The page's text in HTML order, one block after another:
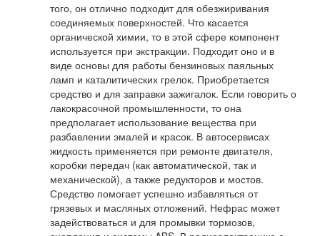
того, он отлично подходит для обезжиривания
соединяемых поверхностей. Что касается
органической химии, то в этой сфере компонент
используется при экстракции. Подходит оно и в
виде основы для работы бензиновых паяльных
ламп и каталитических грелок. Приобретается
средство и для заправки зажигалок. Если говорить о
лакокрасочной промышленности, то она
предполагает использование вещества при
разбавлении эмалей и красок. В автосервисах
жидкость применяется при ремонте двигателя,
коробки передач (как автоматической, так и
механической), а также редукторов и мостов.
Средство помогает успешно избавляться от
грязевых и масляных отложений. Нефрас может
задействоваться и для промывки тормозов,